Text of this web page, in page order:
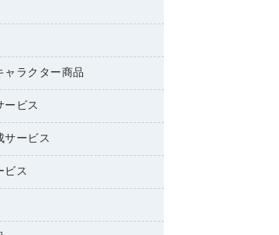
ブル
ＳＤ
イモニター
食品・飲料
品
プ
スタント
エティ飲料
コーヒー
ュガー
ンク
ーカー・備品
トコーヒー
剤
ャラクター商品
キャラクター商品
ービス
サービス
行印）作成サービス
リーサイズ印）作成サービス
サービス
スタンプ作成サービス
トスタンプ作成サービス
ビス
ービス